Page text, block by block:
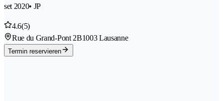
set 2020• JP
4.6(5)
Rue du Grand-Pont 2B1003 Lausanne
Termin reservieren